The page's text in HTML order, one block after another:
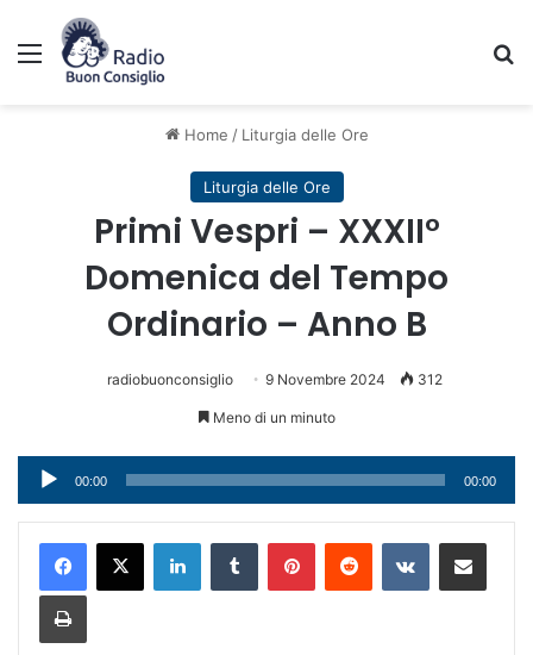
Menu
Home / Liturgia delle Ore
Liturgia delle Ore
Primi Vespri – XXXII°
Domenica del Tempo
Ordinario – Anno B
radiobuonconsiglio 9 Novembre 2024 312
Meno di un minuto
Audio
Player
00:00 00:00